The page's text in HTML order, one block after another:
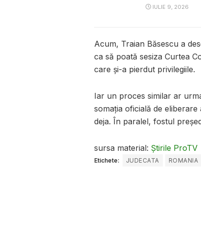
IULIE 9, 2026
Acum, Traian Băsescu a
ca să poată sesiza Curtea
care şi-a pierdut privilegiile.
Iar un proces similar ar
somaţia oficială de
deja. În paralel, fostul
sursa material: Știrile ProTV
Etichete: JUDECATA ROMANIA